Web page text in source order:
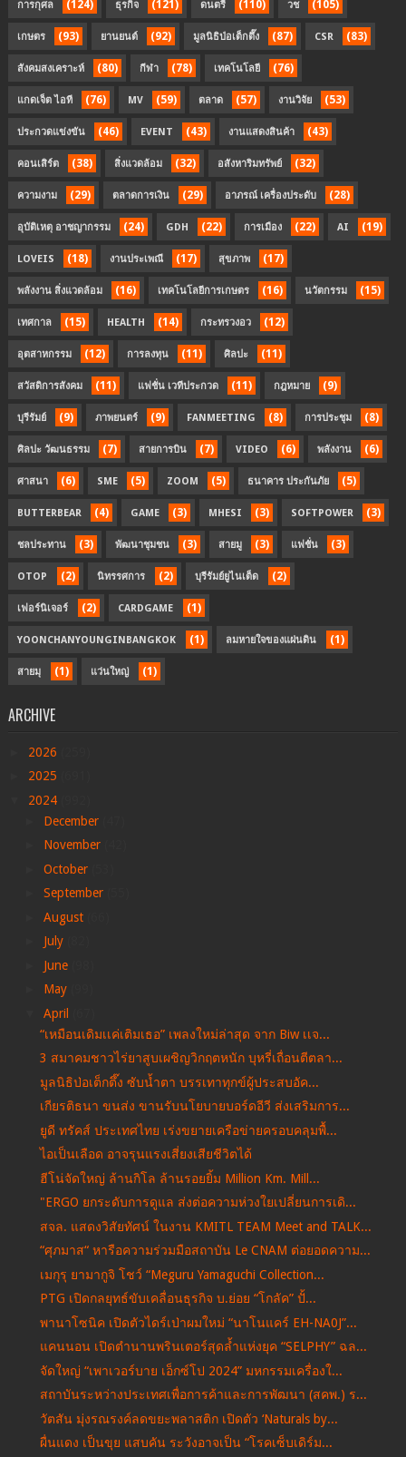
การกุศล (124) ธุรกิจ (121) ดนตรี (110) วช (105)
เกษตร (93) ยานยนต์ (92) มูลนิธิป่อเต็กตึ๊ง (87) CSR (83)
สังคมสงเคราะห์ (80) กีฬา (78) เทคโนโลยี (76)
แกดเจ็ต ไอที (76) MV (59) ตลาด (57) งานวิจัย (53)
ประกวดแข่งขัน (46) EVENT (43) งานแสดงสินค้า (43)
คอนเสิร์ต (38) สิ่งแวดล้อม (32) อสังหาริมทรัพย์ (32)
ความงาม (29) ตลาดการเงิน (29) อาภรณ์ เครื่องประดับ (28)
อุบัติเหตุ อาชญากรรม (24) GDH (22) การเมือง (22) AI (19)
LOVEIS (18) งานประเพณี (17) สุขภาพ (17)
พลังงาน สิ่งแวดล้อม (16) เทคโนโลยีการเกษตร (16) นวัตกรรม (15)
เทศกาล (15) HEALTH (14) กระทรวงอว (12)
อุตสาหกรรม (12) การลงทุน (11) ศิลปะ (11)
สวัสดิการสังคม (11) แฟชั่น เวทีประกวด (11) กฎหมาย (9)
บุรีรัมย์ (9) ภาพยนตร์ (9) FANMEETING (8) การประชุม (8)
ศิลปะ วัฒนธรรม (7) สายการบิน (7) VIDEO (6) พลังงาน (6)
ศาสนา (6) SME (5) ZOOM (5) ธนาคาร ประกันภัย (5)
BUTTERBEAR (4) GAME (3) MHESI (3) SOFTPOWER (3)
ชลประทาน (3) พัฒนาชุมชน (3) สายมู (3) แฟชั่น (3)
OTOP (2) นิทรรศการ (2) บุรีรัมย์ยูไนเต็ด (2)
เฟอร์นิเจอร์ (2) CARDGAME (1)
YOONCHANYOUNGINBANGKOK (1) ลมหายใจของแผ่นดิน (1)
สายมุ (1) แว่นใหญ่ (1)
ARCHIVE
2026
2025
2024
December
November
October
September
August
July
June
May
April
“เหมือนเดิมเเค่เติมเธอ” เพลงใหม่ล่าสุด จาก Biw เเจ...
3 สมาคมชาวไร่ยาสูบเผชิญวิกฤตหนัก บุหรี่เถื่อนตีตลา...
มูลนิธิป่อเต็กตึ๊ง ซับน้ำตา บรรเทาทุกข์ผู้ประสบอัค...
เกียรติธนา ขนส่ง ขานรับนโยบายบอร์ดอีวี ส่งเสริมการ...
ยูดี ทรัคส์ ประเทศไทย เร่งขยายเครือข่ายครอบคลุมพื้...
ไอเป็นเลือด อาจรุนแรงเสี่ยงเสียชีวิตได้
ฮีโน่จัดใหญ่ ล้านกิโล ล้านรอยยิ้ม Million Km. Mill...
"ERGO ยกระดับการดูแล ส่งต่อความห่วงใยเปลี่ยนการเดิ...
สจล. แสดงวิสัยทัศน์ ในงาน KMITL TEAM Meet and TALK...
“ศุภมาส“ หารือความร่วมมือสถาบัน Le CNAM ต่อยอดความ...
เมกุรุ ยามากูจิ โชว์ “Meguru Yamagุuchi Collection...
PTG เปิดกลยุทธ์ขับเคลื่อนธุรกิจ บ.ย่อย “โกลัค” ปั้...
พานาโซนิค เปิดตัวไดร์เป่าผมใหม่ “นาโนแคร์ EH-NA0J”...
แคนนอน เปิดตำนานพรินเตอร์สุดล้ำแห่งยุค “SELPHY” ฉล...
จัดใหญ่ “เพาเวอร์บาย เอ็กซ์โป 2024” มหกรรมเครื่องใ...
สถาบันระหว่างประเทศเพื่อการค้าและการพัฒนา (สคพ.) ร...
วัตสัน มุ่งรณรงค์ลดขยะพลาสติก เปิดตัว ‘Naturals by...
ผื่นแดง เป็นขุย แสบคัน ระวังอาจเป็น “โรคเซ็บเดิร์ม...